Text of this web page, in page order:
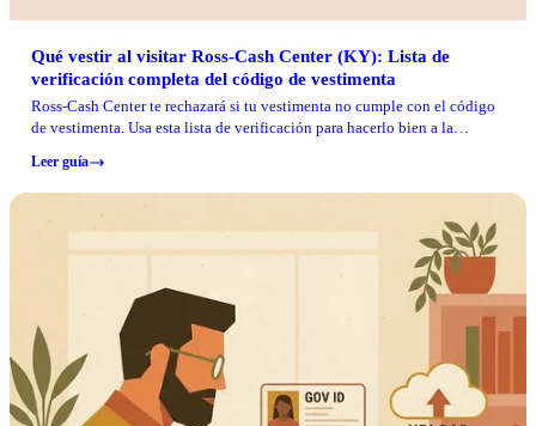
Qué vestir al visitar Ross-Cash Center (KY): Lista de
verificación completa del código de vestimenta
Ross-Cash Center te rechazará si tu vestimenta no cumple con el código
de vestimenta. Usa esta lista de verificación para hacerlo bien a la
Leer guía